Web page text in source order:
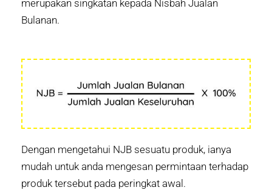
merupakan singkatan kepada Nisbah Jualan
Bulanan.
Dengan mengetahui NJB sesuatu produk, ianya
mudah untuk anda mengesan permintaan terhadap
produk tersebut pada peringkat awal.